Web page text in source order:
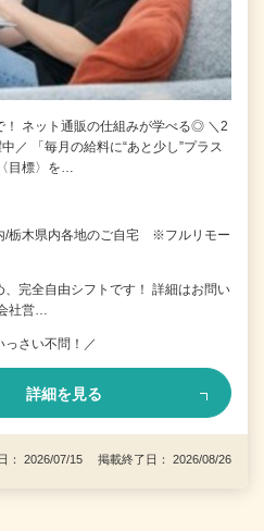
！ ネット通販の仕組みが学べる◎ ＼2
／ 「毎月の給料に“あと少し”プラス
目標〉を…
/栃木県内各地のご自宅 ※フルリモー
、完全自由シフトです！ 詳細はお問い
社営…
っさい不問！／
詳細を見る
： 2026/07/15 掲載終了日： 2026/08/26